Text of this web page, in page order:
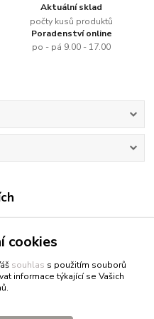
Aktuální sklad
počty kusů produktů
Poradenství online
po - pá 9.00 - 17.00
cookies
souhlas s použitím souborů
informace týkající se Vašich